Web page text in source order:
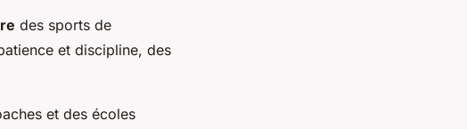
des sports de
et discipline, des
et des écoles